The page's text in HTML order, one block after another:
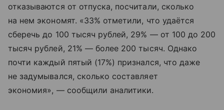
отказываются от отпуска, посчитали, сколько
на нем экономят. «33% отметили, что удаётся
сберечь до 100 тысяч рублей, 29% — от 100 до 200
тысяч рублей, 21% — более 200 тысяч. Однако
почти каждый пятый (17%) признался, что даже
не задумывался, сколько составляет
экономия», — сообщили аналитики.